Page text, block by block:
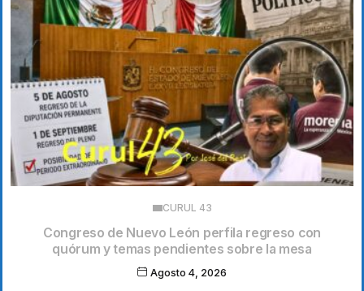
CURUL 43
Congreso de Nuevo León perfila regreso con
quórum y temas pendientes sobre la mesa
Agosto 4, 2026